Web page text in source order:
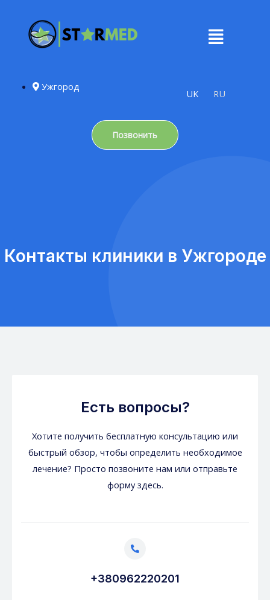
Ужгород
UK RU
Позвонить
Контакты клиники в Ужгороде
Есть вопросы?
Хотите получить бесплатную консультацию или
быстрый обзор, чтобы определить необходимое
лечение? Просто позвоните нам или отправьте
форму здесь.
+380962220201